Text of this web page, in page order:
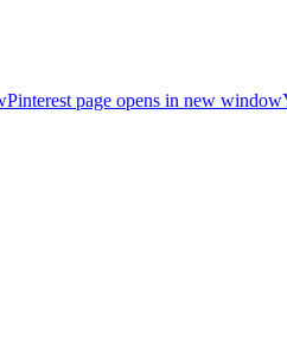
Pinterest page opens in new window